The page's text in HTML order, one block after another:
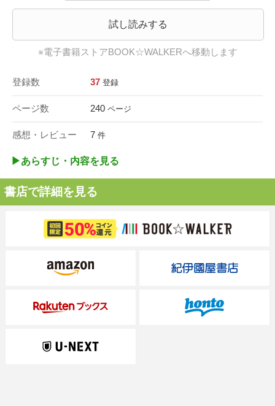
試し読みする
※電子書籍ストアBOOK☆WALKERへ移動します
登録数 37 登録
ページ数 240 ページ
感想・レビュー 7 件
▶︎あらすじ・内容を見る
書店で詳細を見る